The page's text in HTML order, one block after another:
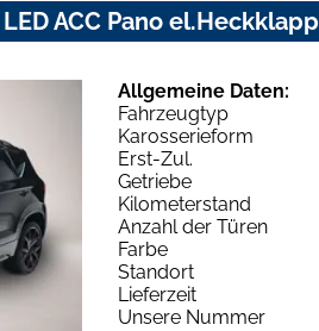
ACC Pano el.Heckklapp
Allgemeine Daten:
Fahrzeugtyp
Karosserieform
Erst-Zul.
Getriebe
Kilometerstand
Anzahl der Türen
Farbe
Standort
Lieferzeit
Unsere Nummer